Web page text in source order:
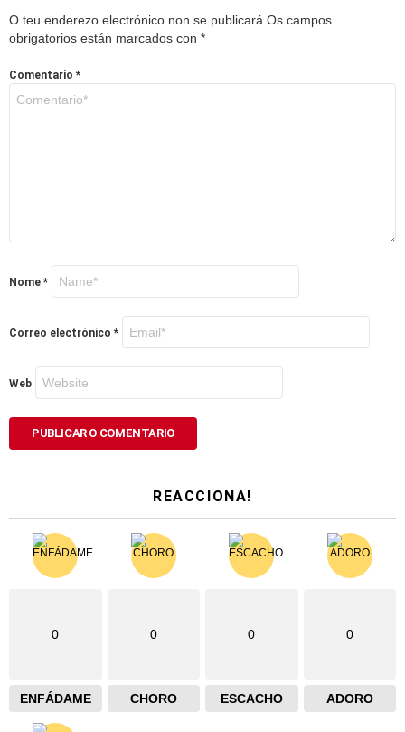
O teu enderezo electrónico non se publicará Os campos
obrigatorios están marcados con *
Comentario *
Nome *
Correo electrónico *
Web
REACCIONA!
0
ENFÁDAME
0
CHORO
0
ESCACHO
0
ADORO